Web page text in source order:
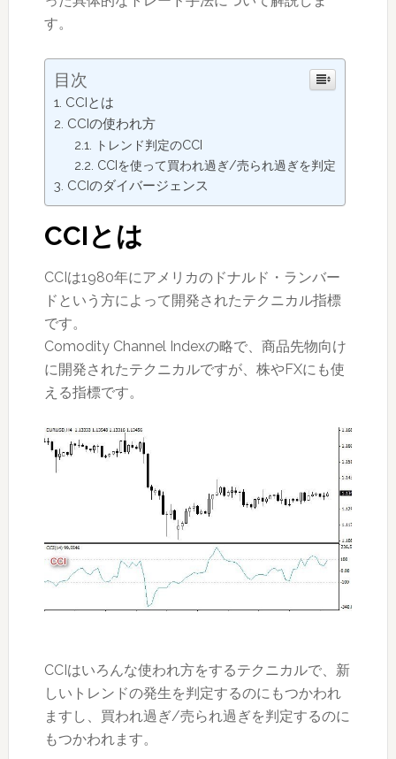
す。
目次
CCIとは
CCIの使われ方
トレンド判定のCCI
CCIを使って買われ過ぎ/売られ過ぎを判定
CCIのダイバージェンス
CCIとは
CCIは1980年にアメリカのドナルド・ランバー
ドという方によって開発されたテクニカル指標
です。
Comodity Channel Indexの略で、商品先物向け
に開発されたテクニカルですが、株やFXにも使
える指標です。
CCIはいろんな使われ方をするテクニカルで、新
しいトレンドの発生を判定するのにもつかわれ
ますし、買われ過ぎ/売られ過ぎを判定するのに
もつかわれます。